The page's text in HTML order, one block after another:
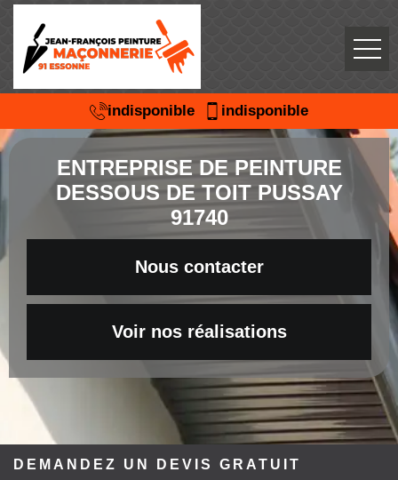
indisponible indisponible
ENTREPRISE DE PEINTURE
DESSOUS DE TOIT PUSSAY
91740
Nous contacter
Voir nos réalisations
DEMANDEZ UN DEVIS GRATUIT